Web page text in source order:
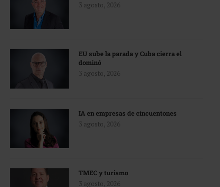
3 agosto, 2026
EU sube la parada y Cuba cierra el
dominó
3 agosto, 2026
IA en empresas de cincuentones
3 agosto, 2026
TMEC y turismo
3 agosto, 2026